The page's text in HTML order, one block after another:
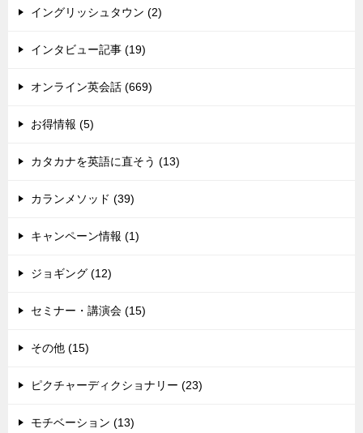
イングリッシュタウン (2)
インタビュー記事 (19)
オンライン英会話 (669)
お得情報 (5)
カタカナを英語に直そう (13)
カランメソッド (39)
キャンペーン情報 (1)
ジョギング (12)
セミナー・講演会 (15)
その他 (15)
ピクチャーディクショナリー (23)
モチベーション (13)